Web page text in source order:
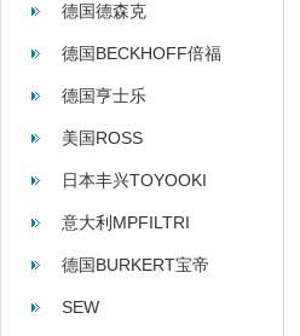
德国德森克
德国BECKHOFF倍福
德国亨士乐
HENGSTLER
美国ROSS
日本丰兴TOYOOKI
意大利MPFILTRI
德国BURKERT宝帝
SEW